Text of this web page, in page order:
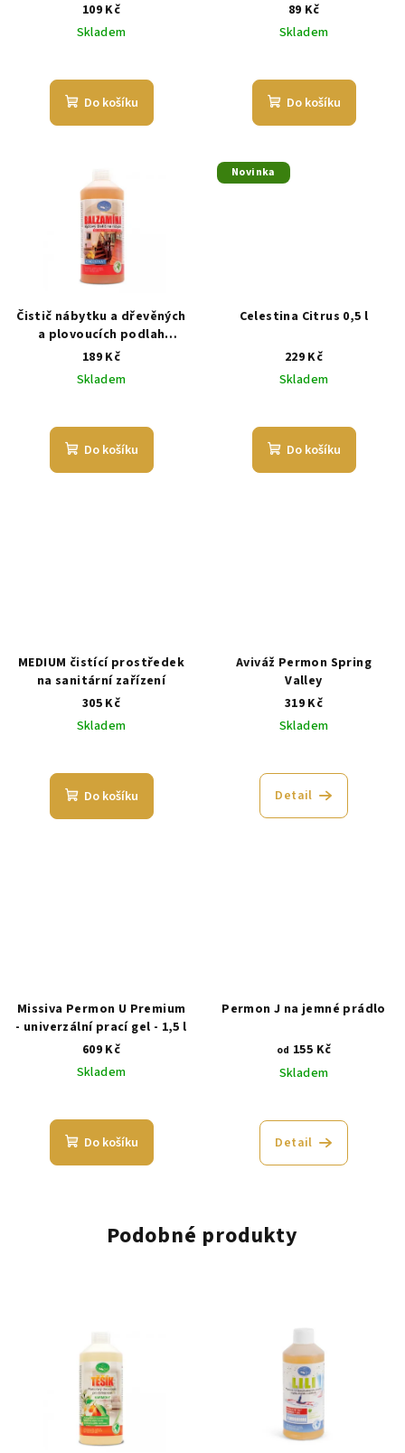
109 Kč
Skladem
Do košíku
89 Kč
Skladem
hodnocení
produktu
Do košíku
Čistič nábytku a dřevěných
a plovoucích podlah
Balzamína
189 Kč
Skladem
Do košíku
Novinka
Celestina Citrus 0,5 l
229 Kč
Skladem
Do košíku
MEDIUM čistící prostředek
na sanitární zařízení
305 Kč
Skladem
hodnocení
produktu
Do košíku
Aviváž Permon Spring
Valley
319 Kč
Skladem
Detail
Missiva Permon U Premium
- univerzální prací gel - 1,5 l
609 Kč
Skladem
Do košíku
Permon J na jemné prádlo
od 155 Kč
Skladem
Detail
Podobné produkty